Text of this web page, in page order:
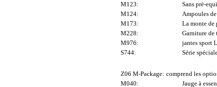
M123:
Sans pré-
M124:
Ampoules
M173:
La monte de
M228:
Garniture de
M976:
jantes sport
S744:
Série
Z06 M-Package: comprend les
M040:
Jauge à